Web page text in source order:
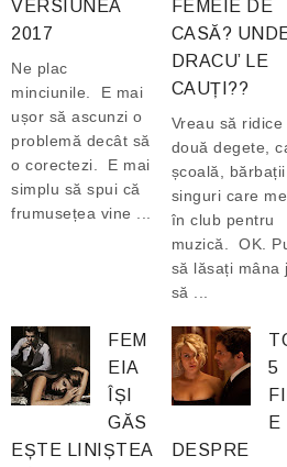
VERSIUNEA
2017
Ne plac
minciunile. E mai
ușor să ascunzi o
problemă decât să
o corectezi. E mai
simplu să spui că
frumusețea vine ...
FEMEIE DE
CASĂ?
DRACU’ LE
CAUȚI??
Vreau să ridice
două degete,
școală, bărbații
singuri care
în club pentru
muzică. OK.
să lăsați mâna
să ...
FEM
EIA
ÎȘI
GĂS
EȘTE LINIȘTEA
5
E
DESPRE